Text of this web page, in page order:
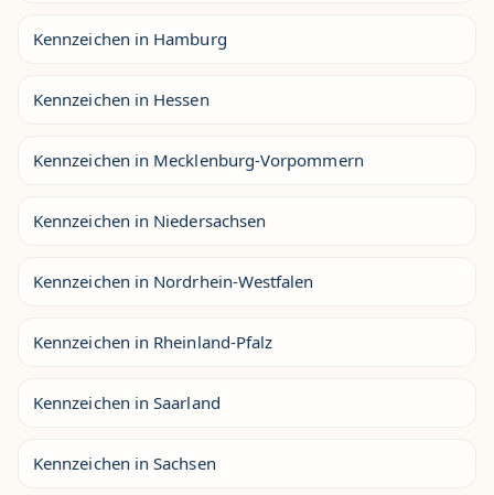
Kennzeichen in Hamburg
Kennzeichen in Hessen
Kennzeichen in Mecklenburg-Vorpommern
Kennzeichen in Niedersachsen
Kennzeichen in Nordrhein-Westfalen
Kennzeichen in Rheinland-Pfalz
Kennzeichen in Saarland
Kennzeichen in Sachsen